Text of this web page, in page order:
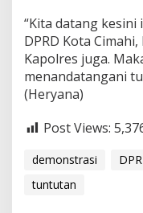
“Kita datang
DPRD Kota
Kapolres juga.
menandatangani
(Heryana)
Post Views:
demonstrasi
tuntutan